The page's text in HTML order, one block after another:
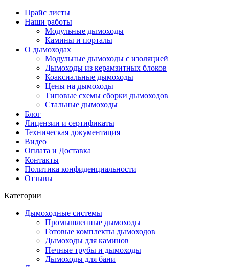
Прайс листы
Наши работы
Модульные дымоходы
Камины и порталы
О дымоходах
Модульные дымоходы с изоляцией
Дымоходы из керамзитных блоков
Коаксиальные дымоходы
Цены на дымоходы
Типовые схемы сборки дымоходов
Стальные дымоходы
Блог
Лицензии и сертификаты
Техническая документация
Видео
Оплата и Доставка
Контакты
Политика конфиденциальности
Отзывы
Категории
Дымоходные системы
Промышленные дымоходы
Готовые комплекты дымоходов
Дымоходы для каминов
Печные трубы и дымоходы
Дымоходы для бани